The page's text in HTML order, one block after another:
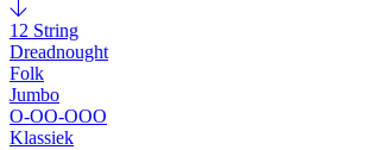
12 String
Dreadnought
Folk
Jumbo
O-OO-OOO
Klassiek